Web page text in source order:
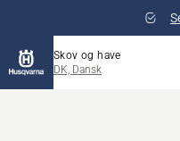
Skov og have
DK, Dansk